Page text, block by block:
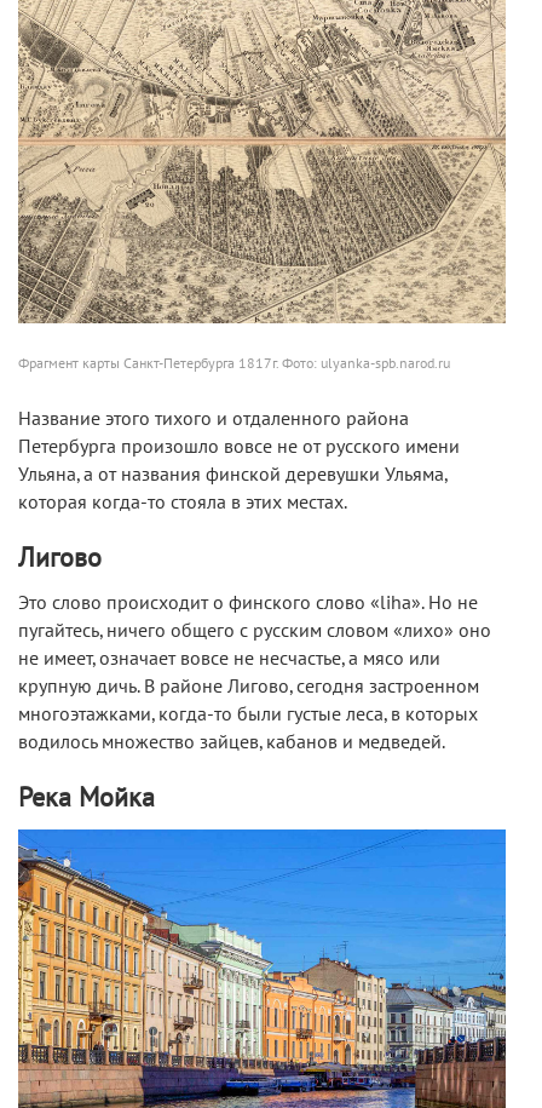
Фрагмент карты Санкт-Петербурга 1817г. Фото: ulyanka-spb.narod.ru
Название этого тихого и отдаленного района
Петербурга произошло вовсе не от русского имени
Ульяна, а от названия финской деревушки Ульяма,
которая когда-то стояла в этих местах.
Лигово
Это слово происходит о финского слово «liha». Но не
пугайтесь, ничего общего с русским словом «лихо» оно
не имеет, означает вовсе не несчастье, а мясо или
крупную дичь. В районе Лигово, сегодня застроенном
многоэтажками, когда-то были густые леса, в которых
водилось множество зайцев, кабанов и медведей.
Река Мойка